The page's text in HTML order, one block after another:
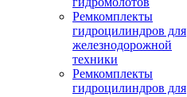
Ремкомплекты
гидроцилиндров для
железнодорожной
техники
Ремкомплекты
гидроцилиндров для